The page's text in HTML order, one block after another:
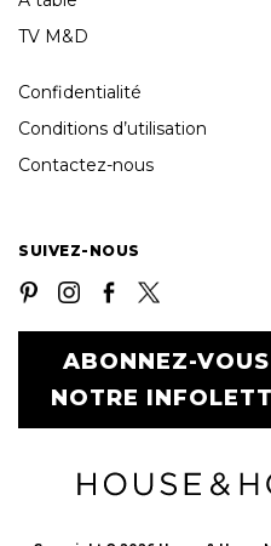
TV M&D
Confidentialité
Conditions d’utilisation
Contactez-nous
SUIVEZ-NOUS
ABONNEZ-
NOTRE